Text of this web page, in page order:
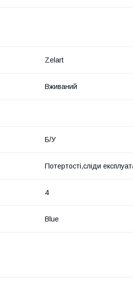
Zelart
Вживаний
Б/У
Потертості,сліди
4
Blue